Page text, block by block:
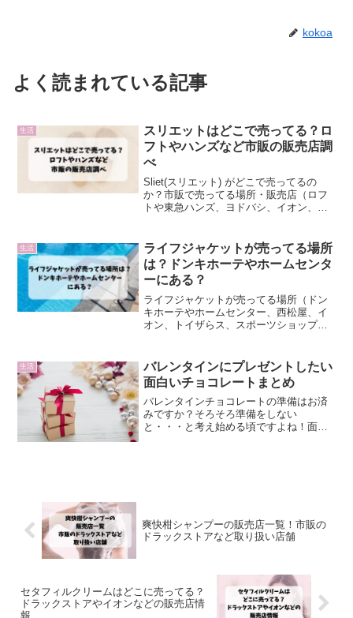
kokoa
よく読まれている記事
生活
スリエットはどこで売ってる？ロ
フトやハンズなど市販の販売店調
べ
Sliet(スリエット) がどこで売ってるの
か？市販で売ってる場所・販売店（ロフ
トや東急ハンズ、ヨドバシ、イオン、通
生活
ライフジャケットが売ってる場所
は？ドンキホーテやホームセンタ
ーにある？
ライフジャケットが売ってる場所（ドン
キホーテやホームセンター、西松屋、イ
オン、トイザらス、スポーツショップ、
生活
バレンタインにプレゼントしたい
面白いチョコレートまとめ
バレンタインチョコレートの準備はお済
みですか？そろそろ準備をしない
と・・・と考え始める頃ですよね！面白
爽快柑シャンプーの販売店一覧！市販の
ドラックストアなど取り扱い店舗
セタフィルクリームはどこに売ってる？
ドラックストアやイオンなどの販売店情
報